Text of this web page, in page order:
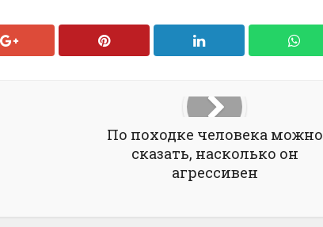
По походке человека можно
сказать, насколько он
агрессивен